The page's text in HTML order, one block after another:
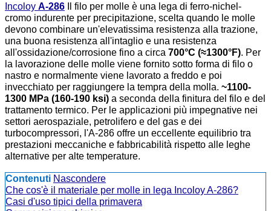
Incoloy A-286 Il filo per molle è una lega di ferro-nichel-
cromo indurente per precipitazione, scelta quando le molle
devono combinare un'elevatissima resistenza alla trazione,
una buona resistenza all'intaglio e una resistenza
all'ossidazione/corrosione fino a circa 700°C (≈1300°F). Per
la lavorazione delle molle viene fornito sotto forma di filo o
nastro e normalmente viene lavorato a freddo e poi
invecchiato per raggiungere la tempra della molla. ~1100-
1300 MPa (160-190 ksi) a seconda della finitura del filo e del
trattamento termico. Per le applicazioni più impegnative nei
settori aerospaziale, petrolifero e del gas e dei
turbocompressori, l'A-286 offre un eccellente equilibrio tra
prestazioni meccaniche e fabbricabilità rispetto alle leghe
alternative per alte temperature.
Contenuti Nascondere
Che cos'è il materiale per molle in lega Incoloy A-286?
Casi d'uso tipici della primavera